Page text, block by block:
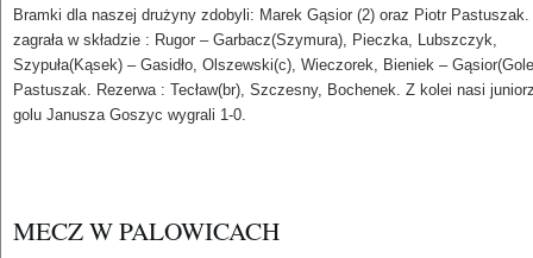
Bramki dla naszej drużyny zdobyli: Marek Gąsior (2) oraz Piotr Pastuszak.
zagrała w składzie : Rugor – Garbacz(Szymura), Pieczka, Lubszczyk,
Szypuła(Kąsek) – Gasidło, Olszewski(c), Wieczorek, Bieniek –
Pastuszak. Rezerwa : Tecław(br), Szczesny, Bochenek. Z kolei nasi
golu Janusza Goszyc wygrali 1-0.
MECZ W PALOWICACH